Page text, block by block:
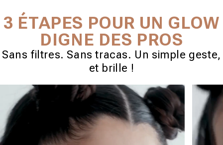
3 ÉTAPES POUR UN GLOW
DIGNE DES PROS
Sans filtres. Sans tracas. Un simple geste,
et brille !